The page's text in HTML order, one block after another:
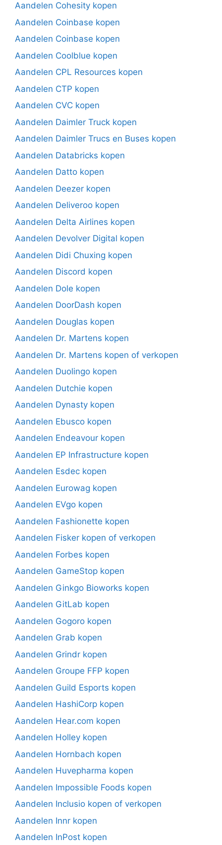
Aandelen Cohesity kopen
Aandelen Coinbase kopen
Aandelen Coinbase kopen
Aandelen Coolblue kopen
Aandelen CPL Resources kopen
Aandelen CTP kopen
Aandelen CVC kopen
Aandelen Daimler Truck kopen
Aandelen Daimler Trucs en Buses kopen
Aandelen Databricks kopen
Aandelen Datto kopen
Aandelen Deezer kopen
Aandelen Deliveroo kopen
Aandelen Delta Airlines kopen
Aandelen Devolver Digital kopen
Aandelen Didi Chuxing kopen
Aandelen Discord kopen
Aandelen Dole kopen
Aandelen DoorDash kopen
Aandelen Douglas kopen
Aandelen Dr. Martens kopen
Aandelen Dr. Martens kopen of verkopen
Aandelen Duolingo kopen
Aandelen Dutchie kopen
Aandelen Dynasty kopen
Aandelen Ebusco kopen
Aandelen Endeavour kopen
Aandelen EP Infrastructure kopen
Aandelen Esdec kopen
Aandelen Eurowag kopen
Aandelen EVgo kopen
Aandelen Fashionette kopen
Aandelen Fisker kopen of verkopen
Aandelen Forbes kopen
Aandelen GameStop kopen
Aandelen Ginkgo Bioworks kopen
Aandelen GitLab kopen
Aandelen Gogoro kopen
Aandelen Grab kopen
Aandelen Grindr kopen
Aandelen Groupe FFP kopen
Aandelen Guild Esports kopen
Aandelen HashiCorp kopen
Aandelen Hear.com kopen
Aandelen Holley kopen
Aandelen Hornbach kopen
Aandelen Huvepharma kopen
Aandelen Impossible Foods kopen
Aandelen Inclusio kopen of verkopen
Aandelen Innr kopen
Aandelen InPost kopen